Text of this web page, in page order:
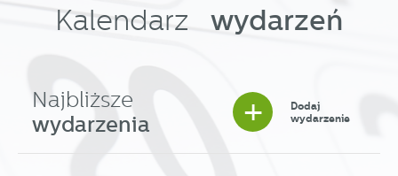
Kalendarz wydarzeń
Najbliższe
wydarzenia +
Dodaj
wydarzenie